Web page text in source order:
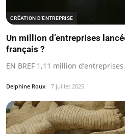
CRÉATION D'ENTREPRISE
Un million d’entreprises
français ?
EN BREF 1,11 million
Delphine Roux 7 juillet 2025